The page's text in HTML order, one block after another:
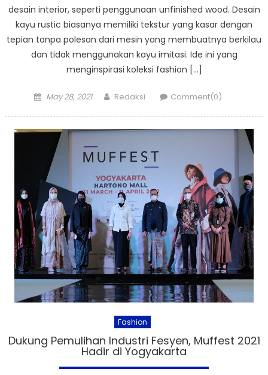
desain interior, seperti penggunaan unfinished wood. Desain
kayu rustic biasanya memiliki tekstur yang kasar dengan
tepian tanpa polesan dari mesin yang membuatnya berkilau
dan tidak menggunakan kayu imitasi. Ide ini yang
menginspirasi koleksi fashion […]
Posted
May 28, 2021 Author
Redaksi Comment(0)
Fashion
Dukung Pemulihan Industri Fesyen, Muffest 2021
Hadir di Yogyakarta